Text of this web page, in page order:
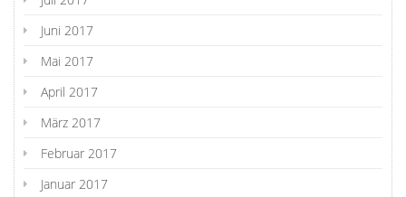
Juni 2017
Mai 2017
April 2017
März 2017
Februar 2017
Januar 2017